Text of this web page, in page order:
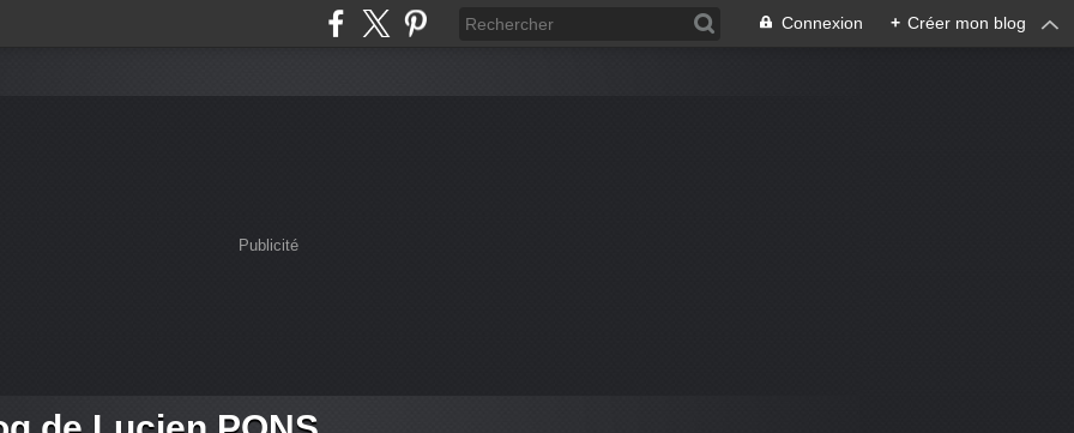
Connexion + Créer mon blog
Publicité